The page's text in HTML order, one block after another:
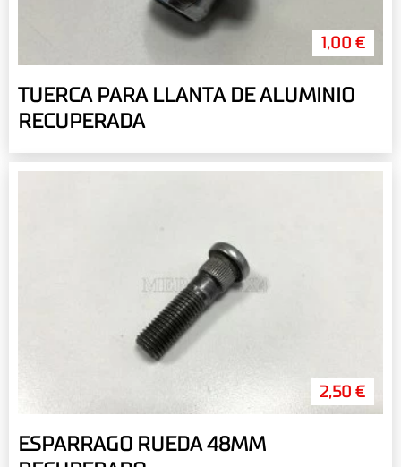
1,00 €
TUERCA PARA LLANTA DE ALUMINIO
RECUPERADA
2,50 €
ESPARRAGO RUEDA 48MM